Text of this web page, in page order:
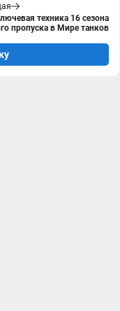
техника 16 сезона
пропуска в Мире танков